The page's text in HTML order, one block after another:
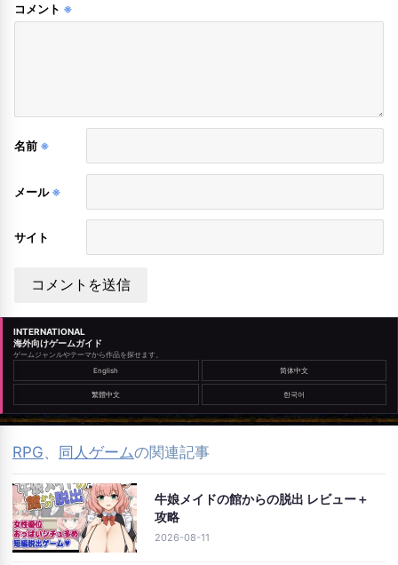
コメント ※
名前 ※
メール※
サイト
INTERNATIONAL
海外向けゲームガイド
ゲームジャンルやテーマから作品を探せます。
English
简体中文
繁體中文 한국어
RPG 同人ゲームの関連記事
牛娘メイドの館からの脱出 レビュー＋
攻略
2026-08-11